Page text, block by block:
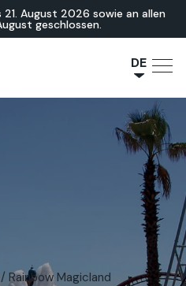
August 2026 sowie an allen
geschlossen.
DE
JA
IT
FR
ES
EN
Rainbow Magicland